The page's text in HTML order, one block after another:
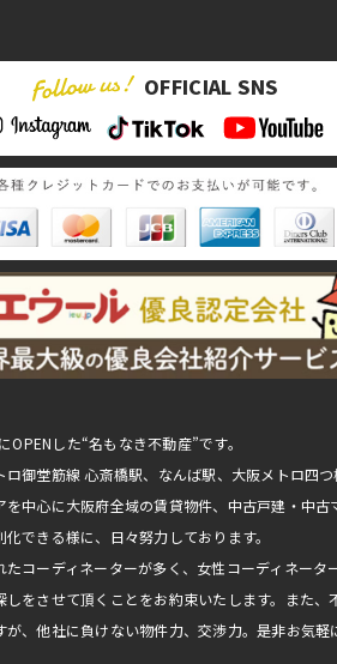
OFFICIAL SNS
OPENした“名もなき不動産”です。
ロ御堂筋線 心斎橋駅、なんば駅、大阪メトロ四
を中心に大阪府全域の賃貸物件、中古戸建・中
化できる様に、日々努力しております。
たコーディネーターが多く、女性コーディネー
しをさせて頂くことをお約束いたします。また
が、他社に負けない物件力、交渉力。是非お気軽